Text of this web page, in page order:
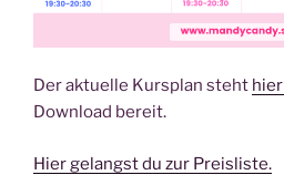
Der aktuelle Kursplan steht hier
Download bereit.
Hier gelangst du zur Preisliste.